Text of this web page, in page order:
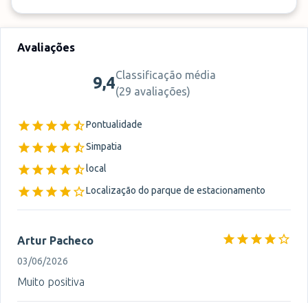
Avaliações
9,4Classificação média
(29 avaliações)
Pontualidade
Simpatia
local
Localização do parque de estacionamento
Artur Pacheco
03/06/2026
Muito positiva